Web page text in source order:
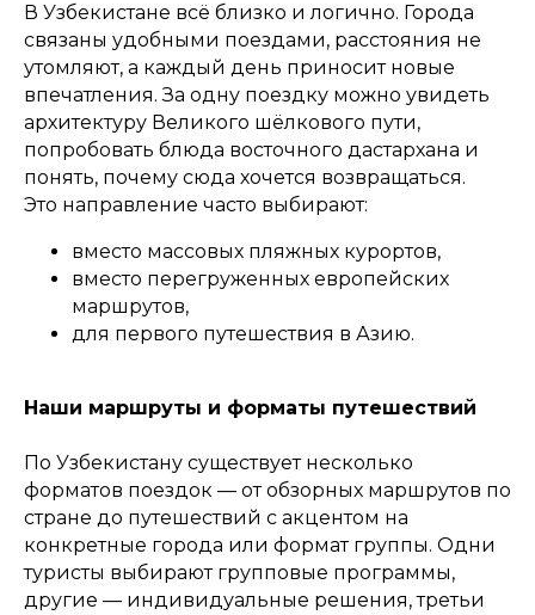
В Узбекистане всё близко и логично. Города
связаны удобными поездами, расстояния не
утомляют, а каждый день приносит новые
впечатления. За одну поездку можно увидеть
архитектуру Великого шёлкового пути,
попробовать блюда восточного дастархана и
понять, почему сюда хочется возвращаться.
Это направление часто выбирают:
вместо массовых пляжных курортов,
вместо перегруженных европейских
маршрутов,
для первого путешествия в Азию.
Наши маршруты и форматы путешествий
По Узбекистану существует несколько
форматов поездок — от обзорных маршрутов по
стране до путешествий с акцентом на
конкретные города или формат группы. Одни
туристы выбирают групповые программы,
другие — индивидуальные решения, третьи